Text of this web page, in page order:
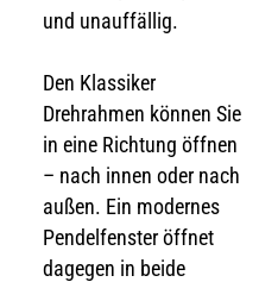
und unauffällig.
Den Klassiker
Drehrahmen können Sie
in eine Richtung öffnen
– nach innen oder nach
außen. Ein modernes
Pendelfenster öffnet
dagegen in beide